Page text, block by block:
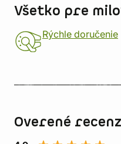
Všetko pre
Rýchle doručenie
Overené